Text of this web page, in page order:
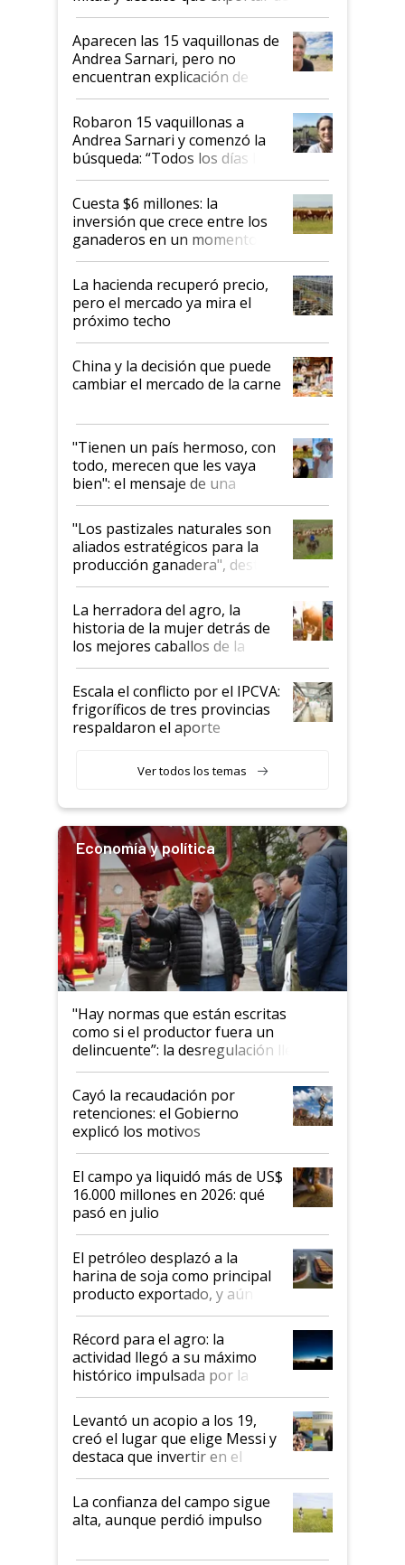
ser "para unos pocos": "Tenemos un
mandato muy claro del gobierno
nacional"
Aparecen las 15 vaquillonas de
Andrea Sarnari, pero no
encuentran explicación de
cómo llegaron allí
Robaron 15 vaquillonas a
Andrea Sarnari y comenzó la
búsqueda: “Todos los días le
toca a algún productor”
Cuesta $6 millones: la
inversión que crece entre los
ganaderos en un momento
histórico para la actividad
La hacienda recuperó precio,
pero el mercado ya mira el
próximo techo
China y la decisión que puede
cambiar el mercado de la carne
"Tienen un país hermoso, con
todo, merecen que les vaya
bien": el mensaje de una
ganadera uruguaya sobre las
oportunidades que se abren
para el agro en Argentina, con
foco en la carne
"Los pastizales naturales son
aliados estratégicos para la
producción ganadera", destaca
la iniciativa que ya reúne a 46
establecimientos en Argentina
La herradora del agro, la
historia de la mujer detrás de
los mejores caballos de la
Argentina y los mitos que
todavía hacen sufrir a estos
animales: "Mientras me
descalificaban, yo seguí
haciendo currículum"
Escala el conflicto por el IPCVA:
frigoríficos de tres provincias
respaldaron el aporte
Ver todos los temas
Economía y política
"Hay normas que están escritas
como si el productor fuera un
delincuente”: la desregulación llegó
al Congreso Aapresid y hasta se
habló del financiamiento al IPCVA
Cayó la recaudación por
retenciones: el Gobierno
explicó los motivos
El campo ya liquidó más de US$
16.000 millones en 2026: qué
pasó en julio
El petróleo desplazó a la
harina de soja como principal
producto exportado, y aún así
el agro aportó casi seis de cada
diez dólares y sostuvo el
liderazgo en un semestre
récord
Récord para el agro: la
actividad llegó a su máximo
histórico impulsada por la
cosecha y las exportaciones
Levantó un acopio a los 19,
creó el lugar que elige Messi y
destaca que invertir en el
kirchnerismo era como "darle
plata a un hijo para droga":
Juan Félix Rossetti, el libertario
que de una dura crisis salió
La confianza del campo sigue
alta, aunque perdió impulso